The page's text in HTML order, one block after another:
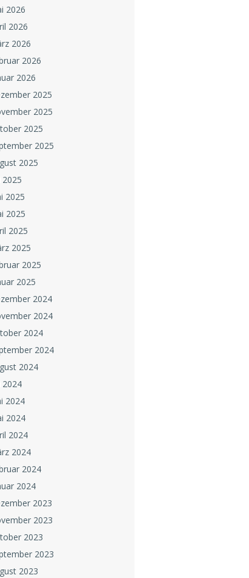
2026
2026
2026
2026
2026
2025
2025
2025
2025
2025
2025
2025
2025
2025
2025
2025
2025
2024
2024
2024
2024
2024
2024
2024
2024
2024
2024
2024
2024
2023
2023
2023
2023
2023